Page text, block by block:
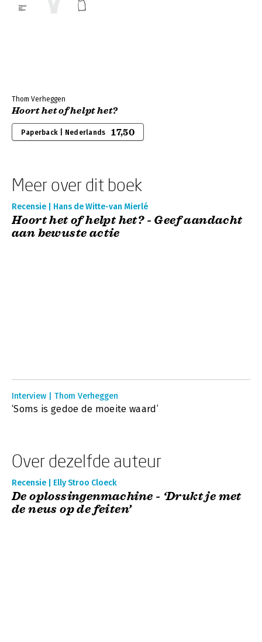
Thom Verheggen
Hoort het of helpt het?
Paperback | Nederlands 17,50
Meer over dit boek
Recensie | Hans de Witte-van Mierlé
Hoort het of helpt het? - Geef aandacht
aan bewuste actie
Interview | Thom Verheggen
‘Soms is gedoe de moeite waard’
Over dezelfde auteur
Recensie | Elly Stroo Cloeck
De oplossingenmachine - ‘Drukt je met
de neus op de feiten’